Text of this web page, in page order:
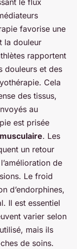
le flux
favorise une
la douleur
rapportent
douleurs et des
Cela
des tissus,
au
est prisée
. Les
un retour
de
Le froid
d’endorphines,
Il est essentiel
varier selon
mais ils
de soins.